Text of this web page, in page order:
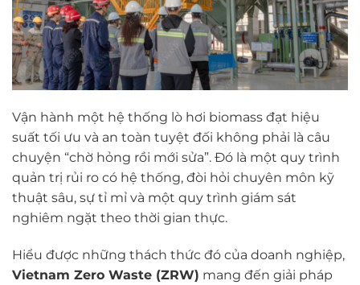
Vận hành một hệ thống lò hơi biomass đạt hiệu
suất tối ưu và an toàn tuyệt đối không phải là câu
chuyện “chờ hỏng rồi mới sửa”. Đó là một quy trình
quản trị rủi ro có hệ thống, đòi hỏi chuyên môn kỹ
thuật sâu, sự tỉ mỉ và một quy trình giám sát
nghiêm ngặt theo thời gian thực.
Hiểu được những thách thức đó của doanh nghiệp,
Vietnam Zero Waste (ZRW) mang đến giải pháp